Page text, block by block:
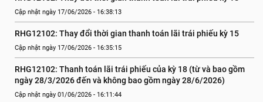
Cập nhật ngày 17/06/2026 - 16:38:13
RHG12102: Thay đổi thời gian thanh toán lãi trái phiếu kỳ 15
Cập nhật ngày 17/06/2026 - 16:35:15
RHG12102: Thanh toán lãi trái phiếu của kỳ 18 (từ và bao gồm
ngày 28/3/2026 đến và không bao gồm ngày 28/6/2026)
Cập nhật ngày 01/06/2026 - 16:11:44